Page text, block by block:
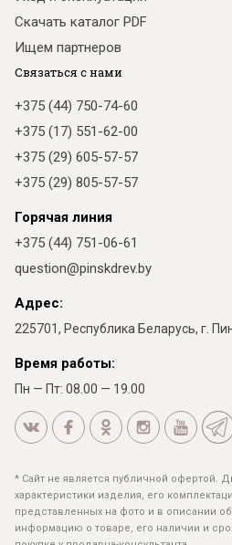
Скачать каталог PDF
Ищем партнеров
Связаться с нами
+375 (44) 750-74-60
+375 (17) 551-62-00
+375 (29) 605-57-57
+375 (29) 805-57-57
Горячая линия
+375 (44) 751-06-61
question@pinskdrev.by
Адрес:
225701, Республика Беларусь, г.
Время работы:
Пн — Пт: 08.00 — 19.00
* Сайт не является публичной офертой.
характеристики изделия, его
представленных на фото и в описании
информацию о товаре, его наличии и